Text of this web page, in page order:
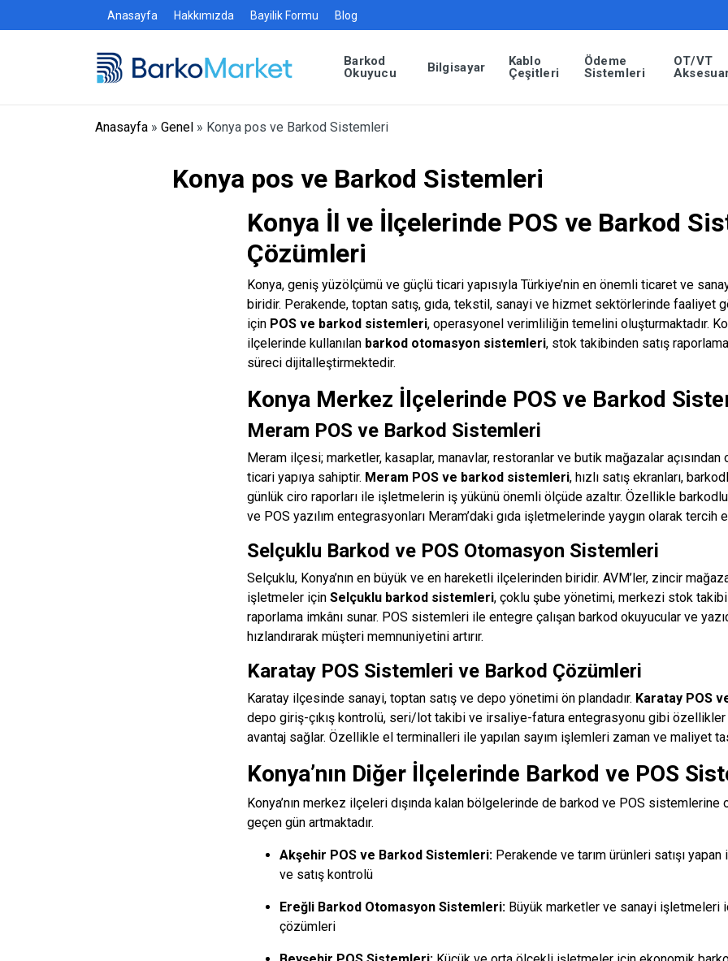
Anasayfa Hakkımızda Bayilik Formu Blog
Barkod
Okuyucu
Bilgisayar
Kablo
Çeşitleri
Ödeme
Sistemleri
OT/VT
Anasayfa » Genel » Konya pos ve Barkod Sistemleri
Konya pos ve Barkod Sistemleri
Konya İl ve İlçelerinde POS ve Barkod
Çözümleri
Konya, geniş yüzölçümü ve güçlü ticari yapısıyla Türkiye’nin en önemli ticaret ve
biridir. Perakende, toptan satış, gıda, tekstil, sanayi ve hizmet sektörlerinde faaliyet
için POS ve barkod sistemleri, operasyonel verimliliğin temelini oluşturmaktadır.
ilçelerinde kullanılan barkod otomasyon sistemleri, stok takibinden satış
süreci dijitalleştirmektedir.
Konya Merkez İlçelerinde POS ve Barkod
Meram POS ve Barkod Sistemleri
Meram ilçesi; marketler, kasaplar, manavlar, restoranlar ve butik mağazalar açısından
ticari yapıya sahiptir. Meram POS ve barkod sistemleri, hızlı satış ekranları,
günlük ciro raporları ile işletmelerin iş yükünü önemli ölçüde azaltır. Özellikle
ve POS yazılım entegrasyonları Meram’daki gıda işletmelerinde yaygın olarak tercih
Selçuklu Barkod ve POS Otomasyon Sistemleri
Selçuklu, Konya’nın en büyük ve en hareketli ilçelerinden biridir. AVM’ler, zincir
işletmeler için Selçuklu barkod sistemleri, çoklu şube yönetimi, merkezi stok
raporlama imkânı sunar. POS sistemleri ile entegre çalışan barkod okuyucular ve
hızlandırarak müşteri memnuniyetini artırır.
Karatay POS Sistemleri ve Barkod Çözümleri
Karatay ilçesinde sanayi, toptan satış ve depo yönetimi ön plandadır. Karatay POS
depo giriş-çıkış kontrolü, seri/lot takibi ve irsaliye-fatura entegrasyonu gibi
avantaj sağlar. Özellikle el terminalleri ile yapılan sayım işlemleri zaman ve maliyet
Konya’nın Diğer İlçelerinde Barkod ve POS
Konya’nın merkez ilçeleri dışında kalan bölgelerinde de barkod ve POS sistemlerine
geçen gün artmaktadır.
Akşehir POS ve Barkod Sistemleri:Perakende ve tarım ürünleri satışı
ve satış kontrolü
Ereğli Barkod Otomasyon Sistemleri:Büyük marketler ve sanayi işletmeleri
çözümleri